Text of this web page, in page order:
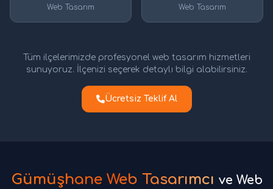
Web Tasarım Web Tasarım
Tüm ilçelerimizde profesyonel web tasarım hizmetleri
sunuyoruz. İlçenizi seçerek detaylı bilgi alabilirsiniz.
Ücretsiz Teklif Al
Gümüşhane Web Tasarımcı ve Web